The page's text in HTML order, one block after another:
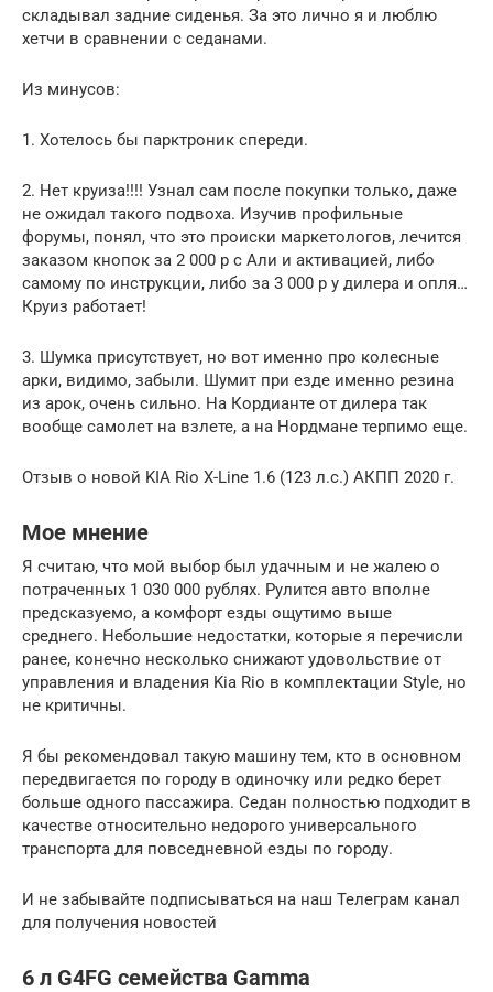
складывал задние сиденья. За это лично я и люблю
хетчи в сравнении с седанами.
Из минусов:
1. Хотелось бы парктроник спереди.
2. Нет круиза!!!! Узнал сам после покупки только, даже
не ожидал такого подвоха. Изучив профильные
форумы, понял, что это происки маркетологов, лечится
заказом кнопок за 2 000 р с Али и активацией, либо
самому по инструкции, либо за 3 000 р у дилера и опля…
Круиз работает!
3. Шумка присутствует, но вот именно про колесные
арки, видимо, забыли. Шумит при езде именно резина
из арок, очень сильно. На Кордианте от дилера так
вообще самолет на взлете, а на Нордмане терпимо еще.
Отзыв о новой KIA Rio X-Line 1.6 (123 л.с.) АКПП 2020 г.
Мое мнение
Я считаю, что мой выбор был удачным и не жалею о
потраченных 1 030 000 рублях. Рулится авто вполне
предсказуемо, а комфорт езды ощутимо выше
среднего. Небольшие недостатки, которые я перечисли
ранее, конечно несколько снижают удовольствие от
управления и владения Kia Rio в комплектации Style, но
не критичны.
Я бы рекомендовал такую машину тем, кто в основном
передвигается по городу в одиночку или редко берет
больше одного пассажира. Седан полностью подходит в
качестве относительно недорого универсального
транспорта для повседневной езды по городу.
И не забывайте подписываться на наш Телеграм канал
для получения новостей
6 л G4FG семейства Gamma